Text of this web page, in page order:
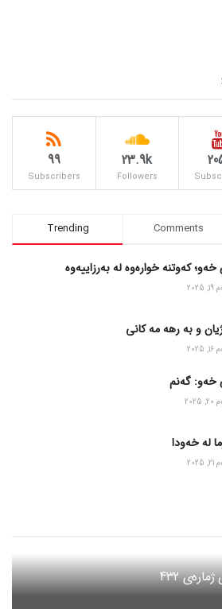
23.9k
Followers
99
Subscribers
Trending Comments
خەو؛ کەوتنە خوارەوە لە بەرزاییەوە
و به رهه مه کانی
خەو: گەنم
لە خەودا
432